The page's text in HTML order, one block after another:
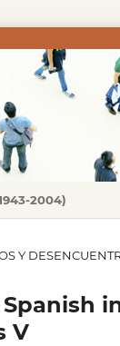
2004)
Y
V